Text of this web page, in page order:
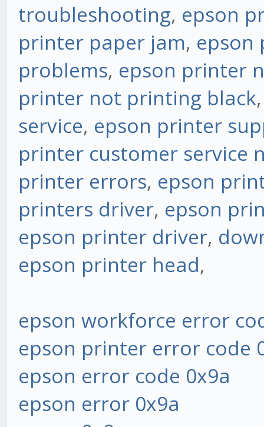
troubleshooting, epson
printer paper jam, epson
problems, epson printer
printer not printing black
service, epson printer
printer customer service
printer errors, epson
printers driver, epson
epson printer driver,
epson printer head,
epson workforce error
epson printer error code
epson error code 0x9a
epson error 0x9a